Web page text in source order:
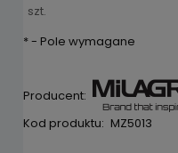
szt.
*- Pole wymagane
Producent:
Kod produktu: MZ5013